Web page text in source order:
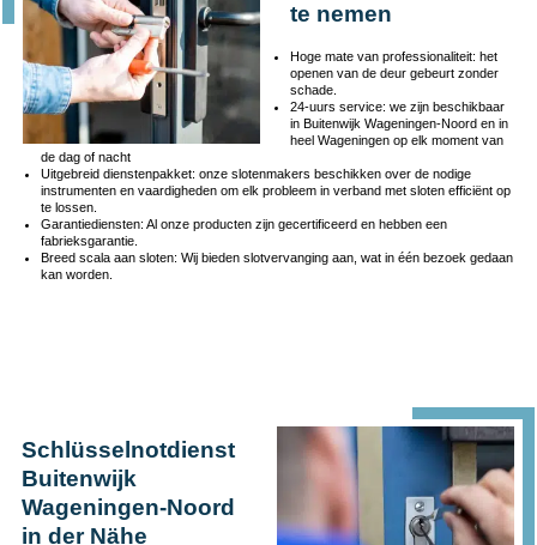
te nemen
Hoge mate van professionaliteit: het
openen van de deur gebeurt zonder
schade.
24-uurs service: we zijn beschikbaar
in Buitenwijk Wageningen-Noord en in
heel Wageningen op elk moment van
de dag of nacht
Uitgebreid dienstenpakket: onze slotenmakers beschikken over de nodige
instrumenten en vaardigheden om elk probleem in verband met sloten efficiënt op
te lossen.
Garantiediensten: Al onze producten zijn gecertificeerd en hebben een
fabrieksgarantie.
Breed scala aan sloten: Wij bieden slotvervanging aan, wat in één bezoek gedaan
kan worden.
Schlüsselnotdienst
Buitenwijk
Wageningen-Noord
in der Nähe